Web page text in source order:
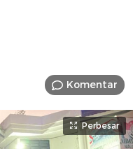
Komentar
Perbesar